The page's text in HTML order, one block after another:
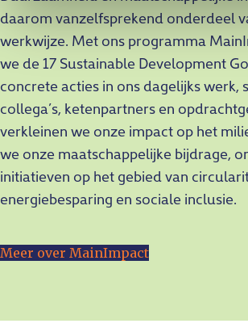
daarom vanzelfsprekend onderdeel
werkwijze. Met ons programma
we de 17 Sustainable Development
concrete acties in ons dagelijks werk,
collega’s, ketenpartners en
verkleinen we onze impact op het
we onze maatschappelijke bijdrage,
initiatieven op het gebied van
energiebesparing en sociale inclusie.
Meer over MainImpact